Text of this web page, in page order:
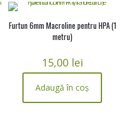
Furtun 6mm Macroline pentru HPA (1
metru)
15,00 lei
Adaugă în coș